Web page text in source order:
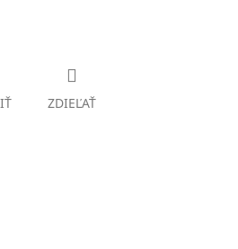
ZDIEĽAŤ